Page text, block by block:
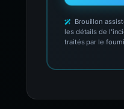
Brouillon
les détails de
traités par le